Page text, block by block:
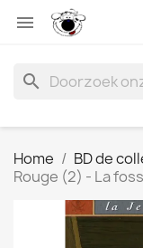

search
Home BD de
Rouge (2) - La